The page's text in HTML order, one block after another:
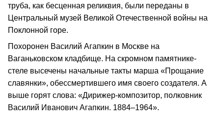
труба, как бесценная реликвия, были переданы в
Центральный музей Великой Отечественной войны на
Поклонной горе.
Похоронен Василий Агапкин в Москве на
Ваганьковском кладбище. На скромном памятнике-
стеле высечены начальные такты марша «Прощание
славянки», обессмертившего имя своего создателя. А
выше горят слова: «Дирижер-композитор, полковник
Василий Иванович Агапкин. 1884–1964».